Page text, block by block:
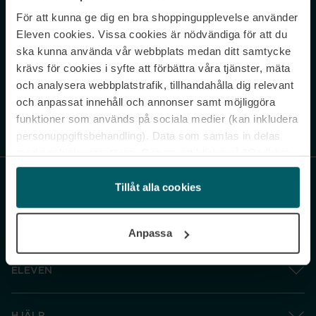
För att kunna ge dig en bra shoppingupplevelse använder
Eleven cookies. Vissa cookies är nödvändiga för att du
ska kunna använda vår webbplats medan ditt samtycke
krävs för cookies i syfte att förbättra våra tjänster, mäta
och analysera webbplatstrafik, tillhandahålla dig relevant
och anpassat innehåll och annonser samt möjliggöra
funktioner som används på sociala medier (kan inkludera
personuppgiftsbehandling). Data som samlas in delas
och gå vidare” accepterar du samtliga cookies medan du
under ”Inställningar” kan anpassa användningen av
cookies. Du kan återkalla ditt samtycke när som helst.
Tillåt alla cookies
Anpassa
Never miss a beat.
Sign up to our newsletter.
Genom att prenumerera accepterar du vår Integritetspolicy. Avprenumerera
ELEVEN